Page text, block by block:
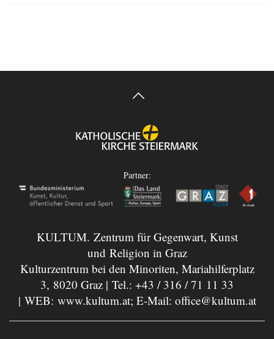
Partner:
KULTUM. Zentrum für Gegenwart, Kunst
und Religion in Graz
Kulturzentrum bei den Minoriten, Mariahilferplatz
3, 8020 Graz | Tel.: +43 / 316 / 71 11 33
| WEB: www.kultum.at; E-Mail: office@kultum.at